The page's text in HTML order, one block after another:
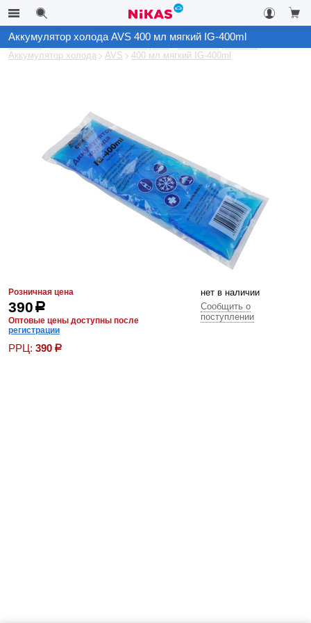
Каталог Автомобильные аксессуары
Аккумулятор холода
AVS 400 мл мягкий IG-400ml
Аккумулятор холода AVS 400 мл мягкий IG-400ml
Розничная цена
390р
Оптовые цены доступны после
регистрации
РРЦ: 390 р
нет в наличии
Сообщить о
поступлении